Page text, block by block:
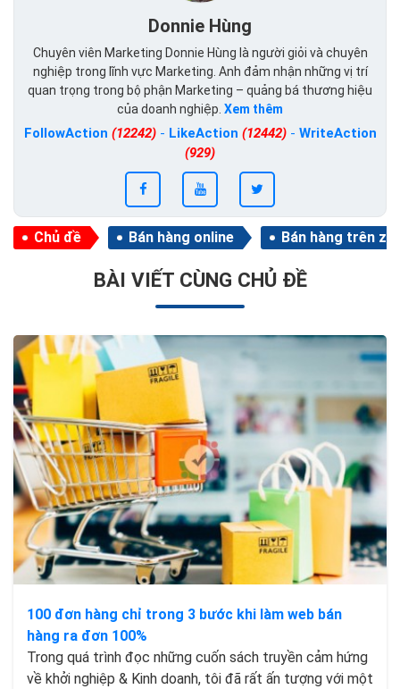
Donnie Hùng
Chuyên viên Marketing Donnie Hùng là người giỏi và chuyên
nghiệp trong lĩnh vực Marketing. Anh đảm nhận những vị trí
quan trọng trong bộ phận Marketing – quảng bá thương hiệu
của doanh nghiệp. Xem thêm
FollowAction (12242)- LikeAction (12442)- WriteAction
(929)
Chủ đề Bán hàng online Bán hàng trên
BÀI VIẾT CÙNG CHỦ ĐỀ
100 đơn hàng chỉ trong 3 bước khi làm web bán
hàng ra đơn 100%
Trong quá trình đọc những cuốn sách truyền cảm hứng
về khởi nghiệp & Kinh doanh, tôi đã rất ấn tượng với một